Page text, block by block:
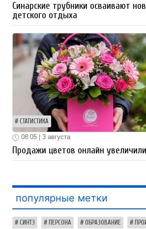
Синарские трубники осваивают
детского отдыха
СТАТИСТИКА
08:05 | 3 августа
Продажи цветов онлайн
популярные метки
СИНТЗ ПЕРСОНА ОБРАЗОВАНИЕ